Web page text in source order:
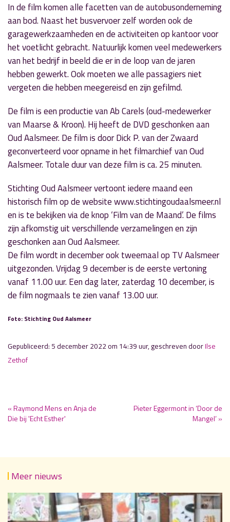
In de film komen alle facetten van de autobusonderneming
aan bod. Naast het busvervoer zelf worden ook de
garagewerkzaamheden en de activiteiten op kantoor voor
het voetlicht gebracht. Natuurlijk komen veel medewerkers
van het bedrijf in beeld die er in de loop van de jaren
hebben gewerkt. Ook moeten we alle passagiers niet
vergeten die hebben meegereisd en zijn gefilmd.
De film is een productie van Ab Carels (oud-medewerker
van Maarse & Kroon). Hij heeft de DVD geschonken aan
Oud Aalsmeer. De film is door Dick P. van der Zwaard
geconverteerd voor opname in het filmarchief van Oud
Aalsmeer. Totale duur van deze film is ca. 25 minuten.
Stichting Oud Aalsmeer vertoont iedere maand een
historisch film op de website www.stichtingoudaalsmeer.nl
en is te bekijken via de knop ‘Film van de Maand’. De films
zijn afkomstig uit verschillende verzamelingen en zijn
geschonken aan Oud Aalsmeer.
De film wordt in december ook tweemaal op TV Aalsmeer
uitgezonden. Vrijdag 9 december is de eerste vertoning
vanaf 11.00 uur. Een dag later, zaterdag 10 december, is
de film nogmaals te zien vanaf 13.00 uur.
Foto: Stichting Oud Aalsmeer
Gepubliceerd: 5 december 2022 om 14:39 uur, geschreven doorIlse
Zethof
« Raymond Mens en Anja de
Die bij 'Echt Esther'
Pieter Eggermont in ‘Door de
Mangel’ »
Meer nieuws